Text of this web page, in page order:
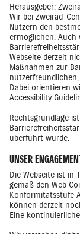
Herausgeber:
Wir bei Zweirad-
Nutzern den
ermöglichen. Auch
Webseite derzeit
Maßnahmen zur
Dabei orientieren
Accessibility
Rechtsgrundlage
überführt wurde.
UNSER
Die Webseite ist in
gemäß den Web
Konformitätsstufe
können derzeit
Eine